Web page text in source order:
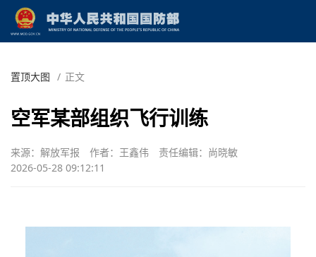
置顶大图 / 正文
空军某部组织飞行训练
来源：解放军报 作者：王鑫伟
责任编辑：尚晓敏
2026-05-28 09:12:11